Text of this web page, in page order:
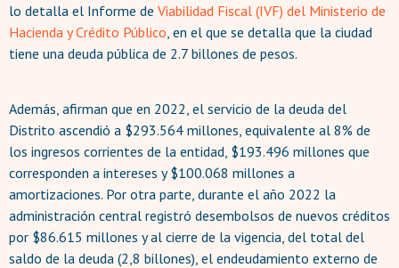
lo detalla el Informe de Viabilidad Fiscal (IVF) del Ministerio de
Hacienda y Crédito Público , en el que se detalla que la ciudad
tiene una deuda pública de 2.7 billones de pesos.
Además, afirman que en 2022, el servicio de la deuda del
Distrito ascendió a $293.564 millones, equivalente al 8% de
los ingresos corrientes de la entidad, $193.496 millones que
corresponden a intereses y $100.068 millones a
amortizaciones. Por otra parte, durante el año 2022 la
administración central registró desembolsos de nuevos créditos
por $86.615 millones y al cierre de la vigencia, del total del
saldo de la deuda (2,8 billones), el endeudamiento externo de